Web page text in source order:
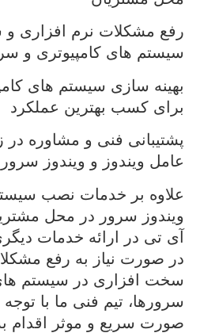
رفع مشکلات نرم افزاری
سیستم های کامپیوتری و
بهینه سازی سیستم های
برای کسب بهترین عملکرد
پشتیبانی فنی و مشاوره
عامل ویندوز و ویندوز سرور
علاوه بر خدمات نصب
ویندوز سرور در محل
آی تی در ارائه خدمات
در صورت نیاز به رفع
سخت افزاری در سیستم
سرورها، تیم فنی ما با
صورت سریع و موثر اقدام